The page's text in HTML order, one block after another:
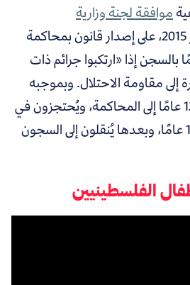
موافقة لجنة وزارية
في 22 نوفمبر 2015، على إصدار قانون بمحاكمة
دون سن 14 عامًا بالسجن إذا «ارتكبوا جرائم ذات
مقاومة الاحتلال. وبموجبه
يُقدَّم الأطفال من سن 12 عامًا إلى المحاكمة، ويُحتجزون في
مراكز تأهيل حتى سن 14 عامًا، وبعدها يُنقلون إلى السجون
الفلسطينيين